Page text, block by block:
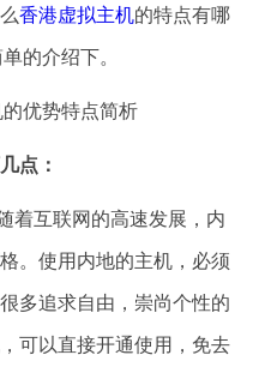
香港虚拟主机的特点有哪
的介绍下。
点：
着互联网的高速发展，内
。使用内地的主机，必须
多追求自由，崇尚个性的
可以直接开通使用，免去